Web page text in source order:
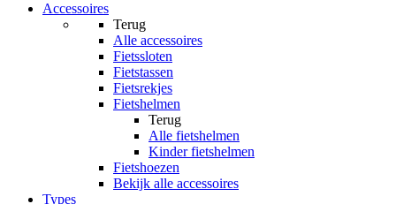
Accessoires
Terug
Alle accessoires
Fietssloten
Fietstassen
Fietsrekjes
Fietshelmen
Terug
Alle fietshelmen
Kinder fietshelmen
Fietshoezen
Bekijk alle accessoires
Types